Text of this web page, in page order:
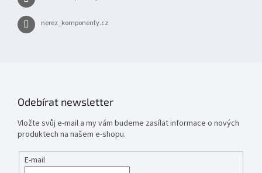
nerez_komponenty.cz
Odebírat newsletter
Vložte svůj e-mail a my vám budeme zasílat informace o nových
produktech na našem e-shopu.
E-mail